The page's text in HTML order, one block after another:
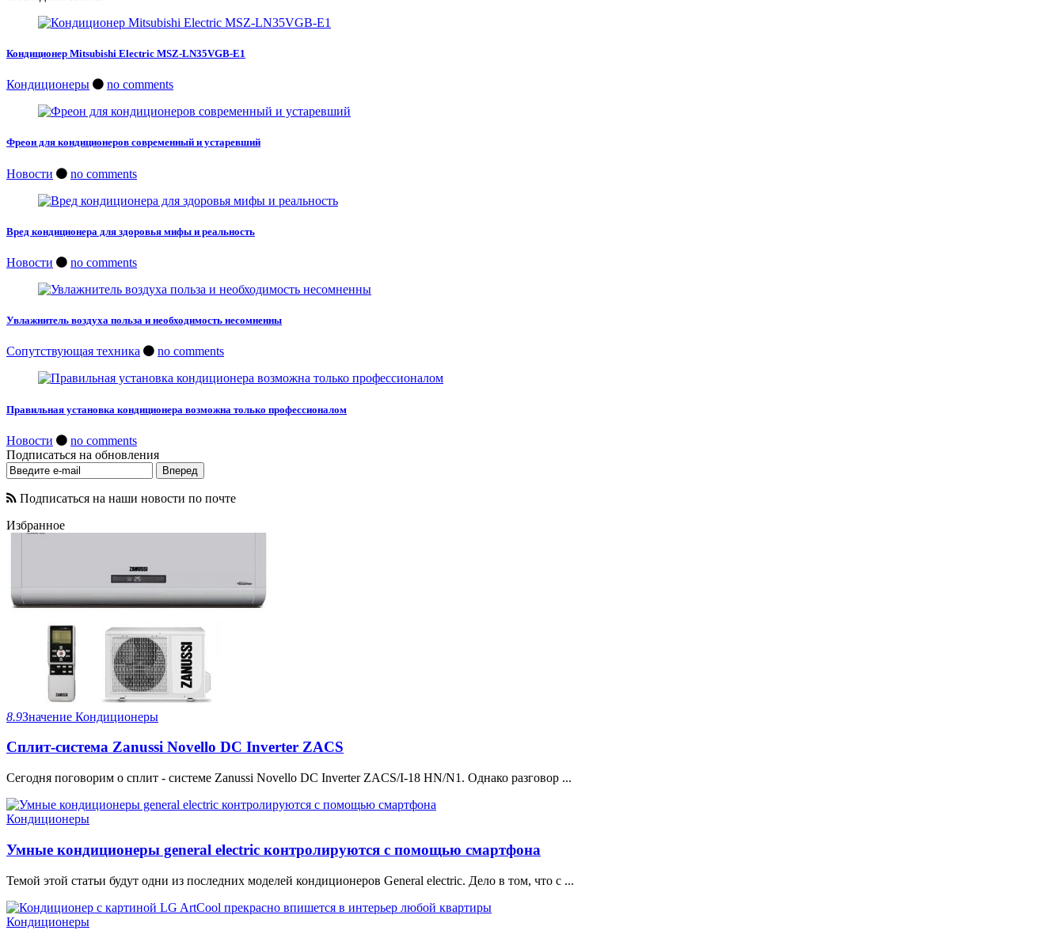
Кондиционер Mitsubishi Electric MSZ-LN35VGB-E1
Кондиционеры no comments
Фреон для кондиционеров современный и устаревший
Новости no comments
Вред кондиционера для здоровья мифы и реальность
Новости no comments
Увлажнитель воздуха польза и необходимость несомненны
Сопутствующая техника no comments
Правильная установка кондиционера возможна только профессионалом
Новости
no comments
Подписаться на обновления
Подписаться на наши новости по почте
Избранное
8.9Значение Кондиционеры
Сплит-система Zanussi Novello DC Inverter ZACS
Сегодня поговорим о сплит - системе Zanussi Novello DC Inverter ZACS/I-18 HN/N1. Однако разговор ...
Кондиционеры
Умные кондиционеры general electric контролируются с помощью смартфона
Темой этой статьи будут одни из последних моделей кондиционеров General electric. Дело в том, что с ...
Кондиционеры